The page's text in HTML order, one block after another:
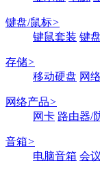
键盘/鼠标>
键鼠套装 键盘
存储>
移动硬盘 网
网络产品>
网卡 路由器/
音箱>
电脑音箱 会